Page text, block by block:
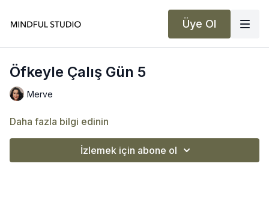
Üye Ol
Öfkeyle Çalış Gün 5
Merve
Daha fazla bilgi edinin
İzlemek için abone ol